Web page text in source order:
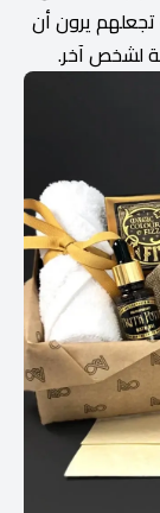
يرون أن
لشخص آخر.